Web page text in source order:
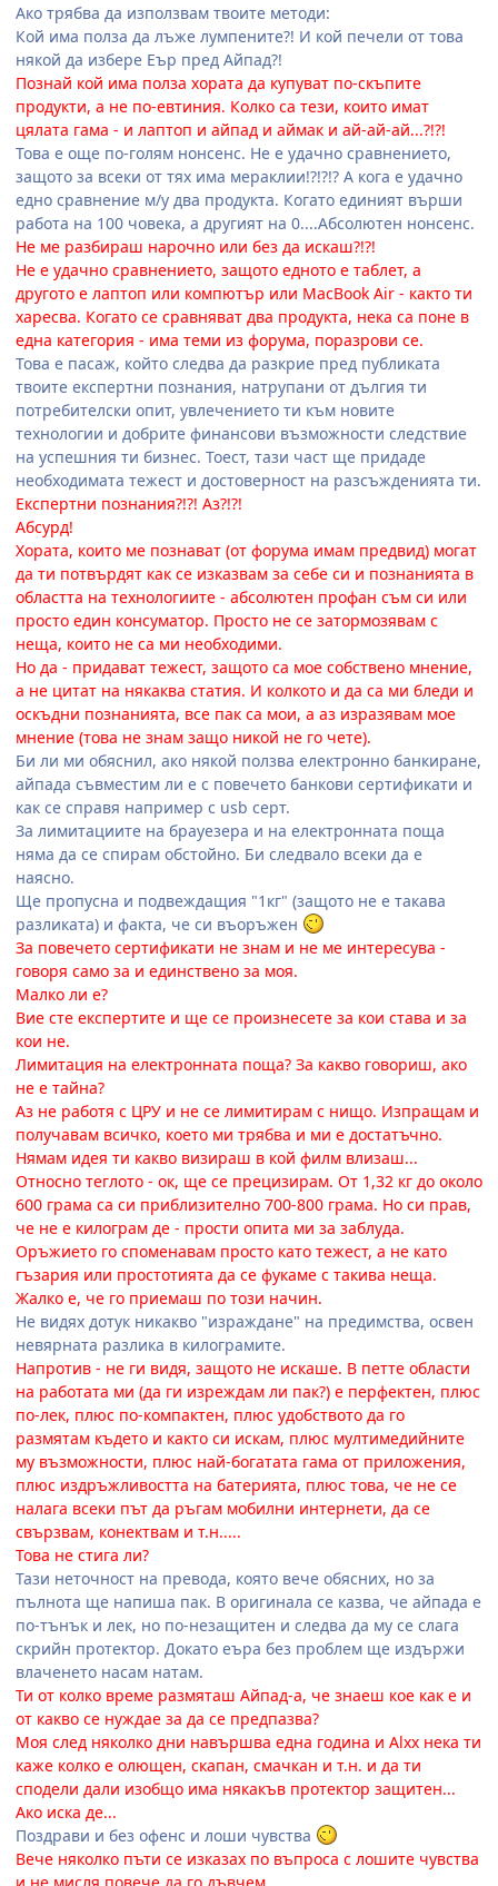
Ако трябва да използвам твоите методи:
Кой има полза да лъже лумпените?! И кой печели от това
някой да избере Еър пред Айпад?!
Познай кой има полза хората да купуват по-скъпите
продукти, а не по-евтиния. Колко са тези, които имат
цялата гама - и лаптоп и айпад и аймак и ай-ай-ай...?!?!
Това е още по-голям нонсенс. Не е удачно сравнението,
защото за всеки от тях има мераклии!?!?!? А кога е удачно
едно сравнение м/у два продукта. Когато единият върши
работа на 100 човека, а другият на 0....Абсолютен нонсенс.
Не ме разбираш нарочно или без да искаш?!?!
Не е удачно сравнението, защото едното е таблет, а
другото е лаптоп или компютър или MacBook Air - както ти
харесва. Когато се сравняват два продукта, нека са поне в
една категория - има теми из форума, поразрови се.
Това е пасаж, който следва да разкрие пред публиката
твоите експертни познания, натрупани от дългия ти
потребителски опит, увлечението ти към новите
технологии и добрите финансови възможности следствие
на успешния ти бизнес. Тоест, тази част ще придаде
необходимата тежест и достоверност на разсъжденията ти.
Експертни познания?!?! Аз?!?!
Абсурд!
Хората, които ме познават (от форума имам предвид) могат
да ти потвърдят как се изказвам за себе си и познанията в
областта на технологиите - абсолютен профан съм си или
просто един консуматор. Просто не се затормозявам с
неща, които не са ми необходими.
Но да - придават тежест, защото са мое собствено мнение,
а не цитат на някаква статия. И колкото и да са ми бледи и
оскъдни познанията, все пак са мои, а аз изразявам мое
мнение (това не знам защо никой не го чете).
Би ли ми обяснил, ако някой ползва електронно банкиране,
айпада съвместим ли е с повечето банкови сертификати и
как се справя например с usb серт.
За лимитациите на брауезера и на електронната поща
няма да се спирам обстойно. Би следвало всеки да е
наясно.
Ще пропусна и подвеждащия "1кг" (защото не е такава
разликата) и факта, че си въоръжен
За повечето сертификати не знам и не ме интересува -
говоря само за и единствено за моя.
Малко ли е?
Вие сте експертите и ще се произнесете за кои става и за
кои не.
Лимитация на електронната поща? За какво говориш, ако
не е тайна?
Аз не работя с ЦРУ и не се лимитирам с нищо. Изпращам и
получавам всичко, което ми трябва и ми е достатъчно.
Нямам идея ти какво визираш в кой филм влизаш...
Относно теглото - ок, ще се прецизирам. От 1,32 кг до около
600 грама са си приблизително 700-800 грама. Но си прав,
че не е килограм де - прости опита ми за заблуда.
Оръжието го споменавам просто като тежест, а не като
гъзария или простотията да се фукаме с такива неща.
Жалко е, че го приемаш по този начин.
Не видях дотук никакво "израждане" на предимства, освен
невярната разлика в килограмите.
Напротив - не ги видя, защото не искаше. В петте области
на работата ми (да ги изреждам ли пак?) е перфектен, плюс
по-лек, плюс по-компактен, плюс удобството да го
размятам където и както си искам, плюс мултимедийните
му възможности, плюс най-богатата гама от приложения,
плюс издръжливостта на батерията, плюс това, че не се
налага всеки път да ръгам мобилни интернети, да се
свързвам, конектвам и т.н.....
Това не стига ли?
Тази неточност на превода, която вече обясних, но за
пълнота ще напиша пак. В оригинала се казва, че айпада е
по-тънък и лек, но по-незащитен и следва да му се слага
скрийн протектор. Докато еъра без проблем ще издържи
влаченето насам натам.
Ти от колко време размяташ Айпад-а, че знаеш кое как е и
от какво се нуждае за да се предпазва?
Моя след няколко дни навършва една година и Alxx нека ти
каже колко е олющен, скапан, смачкан и т.н. и да ти
сподели дали изобщо има някакъв протектор защитен...
Ако иска де...
Поздрави и без офенс и лоши чувства
Вече няколко пъти се изказах по въпроса с лошите чувства